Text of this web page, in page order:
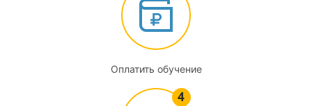
городскими строительными программами и
управленческие новации в строительстве
Технологические новации в строительстве
Оплатить обучение